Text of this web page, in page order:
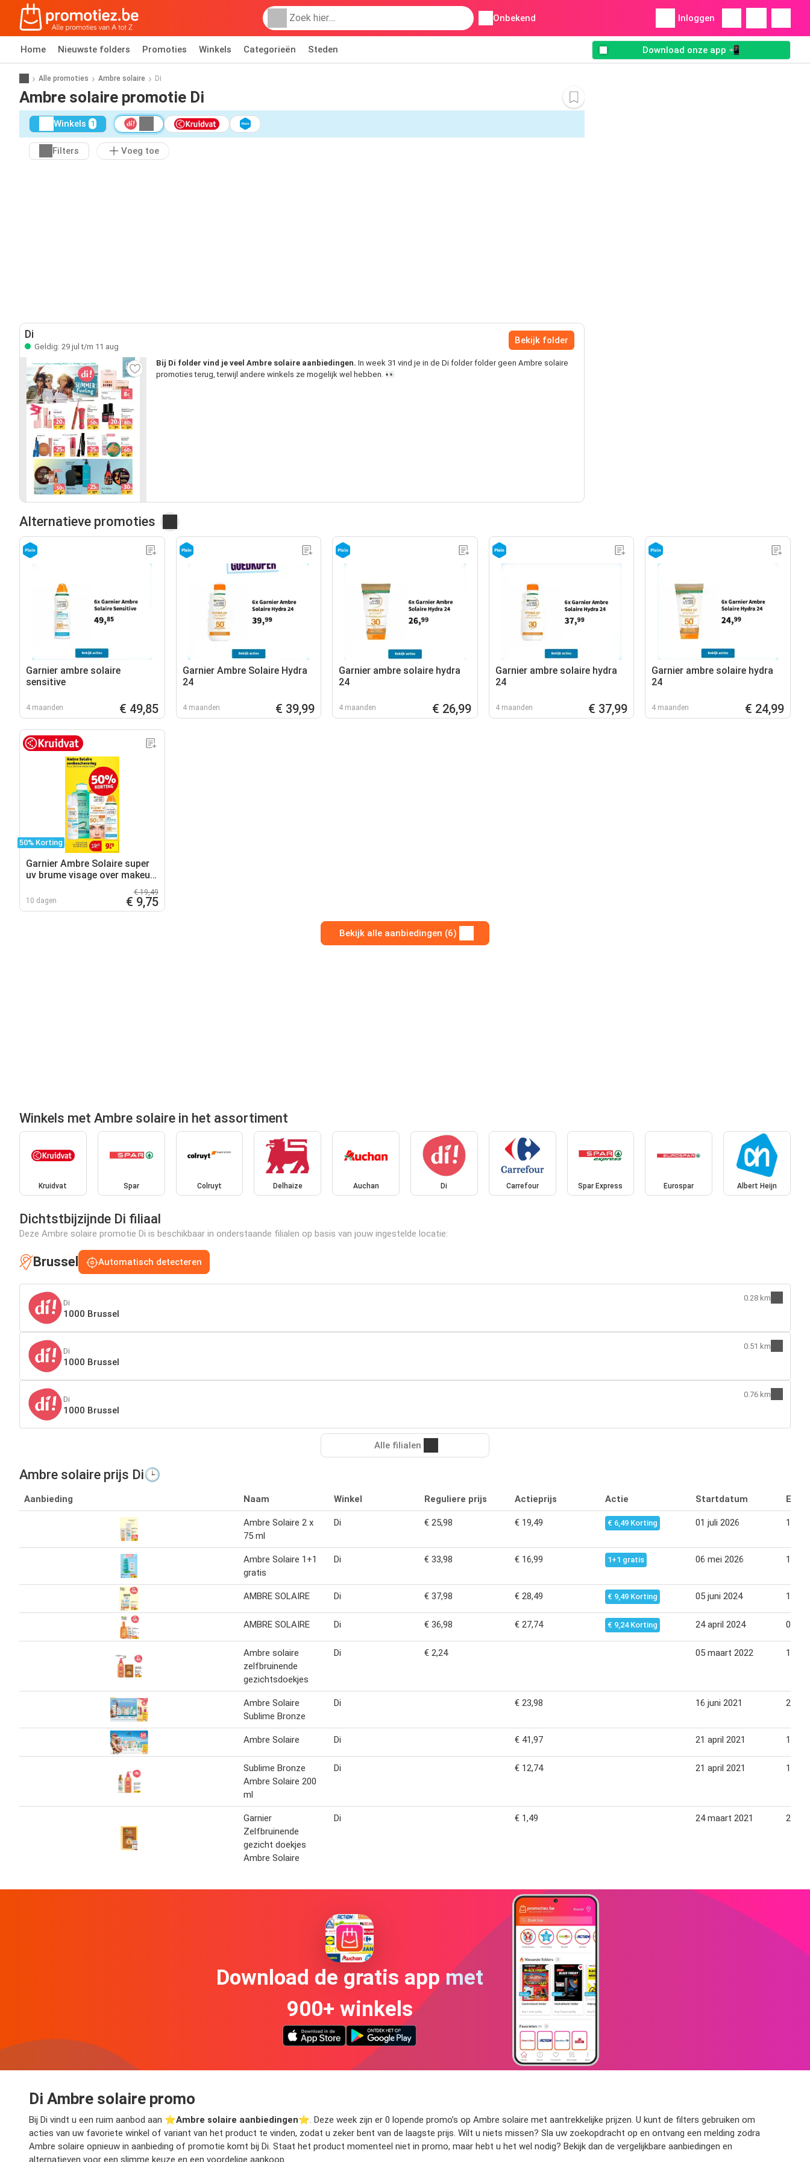
Onbekend Inloggen
Home Nieuwste folders Promoties Winkels Categorieën Steden Download onze app 📲
Alle promoties Ambre solaire Di
Ambre solaire promotie Di
Winkels 1
Filters Voeg toe
Di
Geldig: 29 jul t/m 11 aug
Bekijk folder
Bij Di folder vind je veel Ambre solaire aanbiedingen. In week 31 vind je in de Di folder folder geen Ambre solaire
promoties terug, terwijl andere winkels ze mogelijk wel hebben. 👀
Alternatieve promoties
Garnier ambre solaire
sensitive
4 maanden € 49,85
Garnier Ambre Solaire Hydra
24
4 maanden € 39,99
Garnier ambre solaire hydra
24
4 maanden € 26,99
Garnier ambre solaire hydra
24
4 maanden € 37,99
Garnier ambre solaire hydra
24
4 maanden € 24,99
50% Korting
Garnier Ambre Solaire super
uv brume visage over makeup
10 dagen
€ 19,49
€ 9,75
Bekijk alle aanbiedingen (6)
Winkels met Ambre solaire in het assortiment
Kruidvat Spar Colruyt Delhaize Auchan Di Carrefour Spar Express Eurospar Albert Heijn
Dichtstbijzijnde Di filiaal
Deze Ambre solaire promotie Di is beschikbaar in onderstaande filialen op basis van jouw ingestelde locatie:
Brussel Automatisch detecteren
Di
1000 Brussel
0.28 km
Di
1000 Brussel
0.51 km
Di
1000 Brussel
0.76 km
Alle filialen
Ambre solaire prijs Di🕒
Aanbieding Naam Winkel Reguliere prijs Actieprijs Actie Startdatum
Ambre Solaire 2 x
75 ml
Di € 25,98 € 19,49 € 6,49 Korting 01 juli 2026 14
Ambre Solaire 1+1
gratis
Di € 33,98 € 16,99 1+1 gratis 06 mei 2026 19
AMBRE SOLAIRE Di € 37,98 € 28,49 € 9,49 Korting 05 juni 2024 18
AMBRE SOLAIRE Di € 36,98 € 27,74 € 9,24 Korting 24 april 2024 07
Ambre solaire
zelfbruinende
gezichtsdoekjes
Di € 2,24 05 maart 2022 12
Ambre Solaire
Sublime Bronze
Di € 23,98 16 juni 2021 29
Ambre Solaire Di € 41,97 21 april 2021 18
Sublime Bronze
Ambre Solaire 200
ml
Di € 12,74 21 april 2021 18
Garnier
Zelfbruinende
gezicht doekjes
Ambre Solaire
Di € 1,49 24 maart 2021 20
Download de gratis app met
900+ winkels
Di Ambre solaire promo
Bij Di vindt u een ruim aanbod aan ⭐️Ambre solaire aanbiedingen⭐️. Deze week zijn er 0 lopende promo’s op Ambre solaire met aantrekkelijke prijzen. U kunt de filters gebruiken om
acties van uw favoriete winkel of variant van het product te vinden, zodat u zeker bent van de laagste prijs. Wilt u niets missen? Sla uw zoekopdracht op en ontvang een melding zodra
Ambre solaire opnieuw in aanbieding of promotie komt bij Di. Staat het product momenteel niet in promo, maar hebt u het wel nodig? Bekijk dan de vergelijkbare aanbiedingen en
alternatieven voor een slimme keuze en een voordelige aankoop.